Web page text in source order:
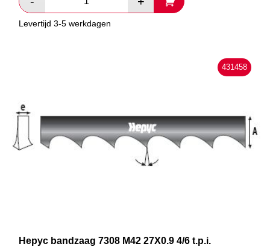
Levertijd 3-5 werkdagen
431458
Hepyc bandzaag 7308 M42 27X0.9 4/6 t.p.i.